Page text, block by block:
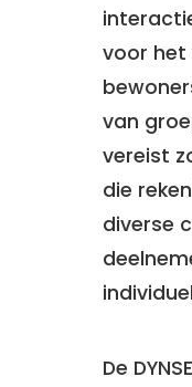
voor het
van
vereist
die
diverse
De